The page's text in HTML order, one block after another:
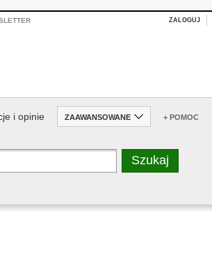
ZALOGUJ
i opinie ZAAWANSOWANE + POMOC